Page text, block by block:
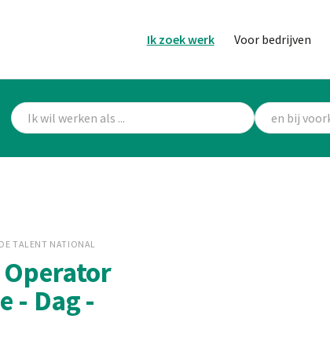
Ik zoek werk Voor bedrijven
TALENT NATIONAL
- Dag -